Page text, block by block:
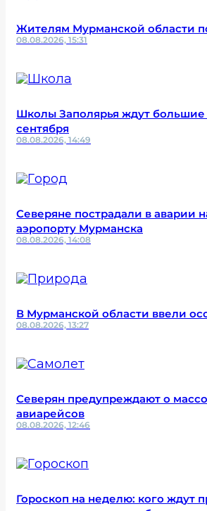
Жителям Мурманской области
08.08.2026, 15:31
Школы Заполярья ждут большие
сентября
08.08.2026, 14:49
Северяне пострадали в аварии
аэропорту Мурманска
08.08.2026, 14:08
В Мурманской области ввели
08.08.2026, 13:27
Северян предупреждают о
авиарейсов
08.08.2026, 12:46
Гороскоп на неделю: кого ждут